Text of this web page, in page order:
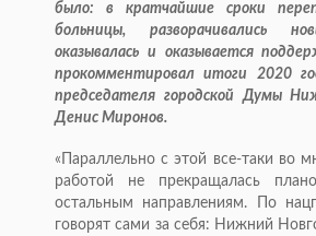
было: в кратчайшие сроки
больницы, разворачивались
оказывалась и оказывается
прокомментировал итоги 2020
председателя городской Думы
Денис Миронов.
«Параллельно с этой все-таки во
работой не прекращалась
остальным направлениям. По
говорят сами за себя: Нижний